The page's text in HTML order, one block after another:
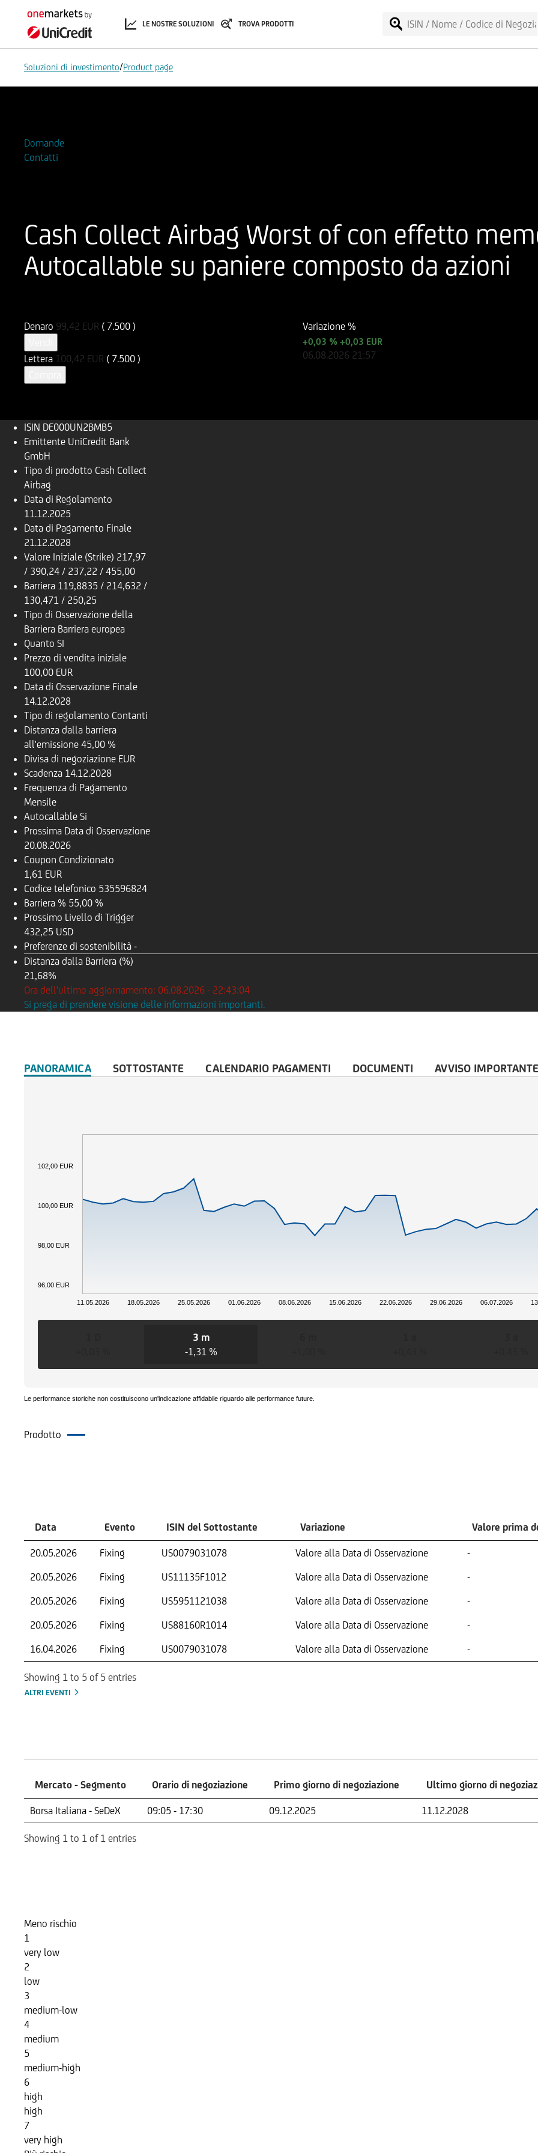
LE NOSTRE SOLUZIONI TROVA PRODOTTI
Soluzioni di investimento/Product page
Domande
Contatti
Cash Collect Airbag Worst of con effetto
Autocallable su paniere composto da azioni
Denaro 99,42 EUR ( 7.500 )
Lettera 100,42 EUR ( 7.500 )
Variazione %
+0,03 %+0,03 EUR
06.08.2026 21:57
ISIN DE000UN2BMB5
Emittente UniCredit Bank
GmbH
Tipo di prodotto Cash Collect
Airbag
Data di Regolamento
11.12.2025
Data di Pagamento Finale
21.12.2028
Valore Iniziale (Strike) 217,97
/ 390,24 / 237,22 / 455,00
Barriera 119,8835 / 214,632 /
130,471 / 250,25
Tipo di Osservazione della
Barriera Barriera europea
Quanto SI
Prezzo di vendita iniziale
100,00 EUR
Data di Osservazione Finale
14.12.2028
Tipo di regolamento Contanti
Distanza dalla barriera
all'emissione 45,00 %
Divisa di negoziazione EUR
Scadenza 14.12.2028
Frequenza di Pagamento
Mensile
Autocallable Si
Prossima Data di Osservazione
20.08.2026
Coupon Condizionato
1,61 EUR
Codice telefonico 535596824
Barriera % 55,00 %
Prossimo Livello di Trigger
432,25 USD
Preferenze di sostenibilità -
Distanza dalla Barriera (%)
21,68%
Ora dell'ultimo aggiornamento: 06.08.2026 - 22:43:04
Si prega di prendere visione delle informazioni importanti.
PANORAMICA SOTTOSTANTE CALENDARIO PAGAMENTI DOCUMENTI AVVISO IMPORTANTE
18.05.2026 01.06.2026 15.06.2026 29.06.2026
11.05.2026 25.05.2026 08.06.2026 22.06.2026 06.07.2026
100,00 EUR
96,00 EUR
98,00 EUR
102,00 EUR
3 m
-1,31 %
Le performance storiche non costituiscono un'indicazione affidabile riguardo alle performance future.
Prodotto
Data Evento ISIN del Sottostante Variazione Valore prima
20.05.2026 Fixing US0079031078 Valore alla Data di Osservazione
-
20.05.2026
Fixing US11135F1012 Valore alla Data di Osservazione
-
20.05.2026
Fixing US5951121038 Valore alla Data di Osservazione
-
20.05.2026
Fixing US88160R1014 Valore alla Data di Osservazione
-
16.04.2026
Fixing US0079031078 Valore alla Data di Osservazione -
Showing 1 to 5 of 5 entries
ALTRI EVENTI
Mercato - Segmento Orario di negoziazione Primo giorno di negoziazione
Ultimo giorno di
Mercato - Segmento
Orario di negoziazione Primo giorno di negoziazione Ultimo giorno di
Borsa Italiana - SeDeX 09:05 - 17:30 09.12.2025 11.12.2028
Showing 1 to 1 of 1 entries
Meno rischio
1
very low
2
low
3
medium-low
4
medium
5
medium-high
6
high
high
7
very high